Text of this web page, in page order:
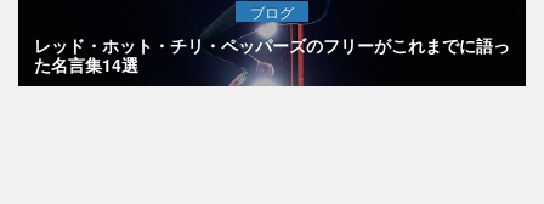
ブログ
レッド・ホット・チリ・ペッパーズのフリーがこれまでに語っ
た名言集14選